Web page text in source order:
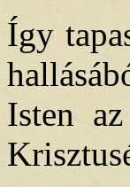
Így
Isten